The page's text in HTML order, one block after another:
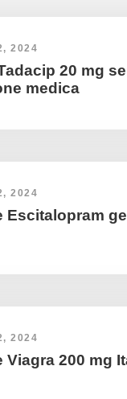
2024
20 mg
medica
2024
Escitalopram
2024
Viagra 200 mg